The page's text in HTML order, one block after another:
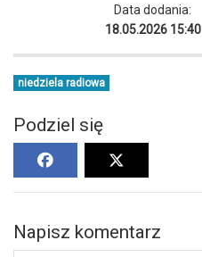
Data dodania:
18.05.2026 15:40
niedziela radiowa
Podziel się
Napisz komentarz